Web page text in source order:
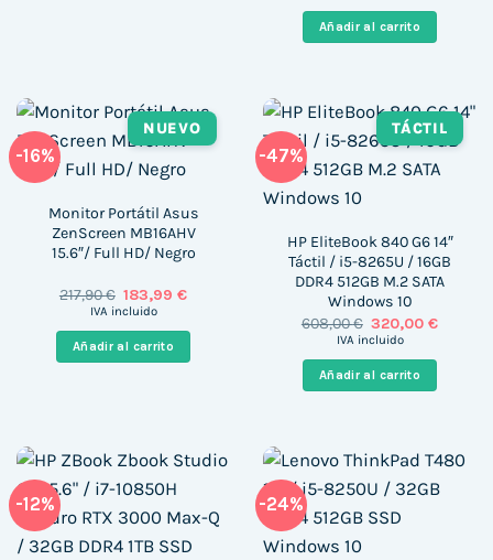
era:
1.254,00 €.
Añadir al carrito
-16%
NUEVO
Monitor Portátil Asus
ZenScreen MB16AHV
15.6″/ Full HD/ Negro
217,90€ El
precio
era:
217,90 €.
183,99€El
es:
183,99 €.
IVA incluido
Añadir al carrito
-47%
TÁCTIL
HP EliteBook 840 G6 14″
Táctil / i5-8265U / 16GB
DDR4 512GB M.2 SATA
Windows 10
608,00€ El
precio
era:
608,00 €.
320,00€El
IVA incluido
Añadir al carrito
-12% -24%